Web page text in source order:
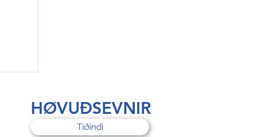
HØVUÐSEVNIR
Tíðindi